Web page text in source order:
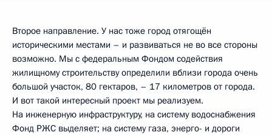
Второе направление. У нас тоже город отягощён
историческими местами – и развиваться не во все стороны
возможно. Мы с федеральным Фондом содействия
жилищному строительству определили вблизи города очень
большой участок, 80 гектаров, – 17 километров от города.
И вот такой интересный проект мы реализуем.
На инженерную инфраструктуру, на систему водоснабжения
Фонд РЖС выделяет; на систему газа, энерго- и дороги